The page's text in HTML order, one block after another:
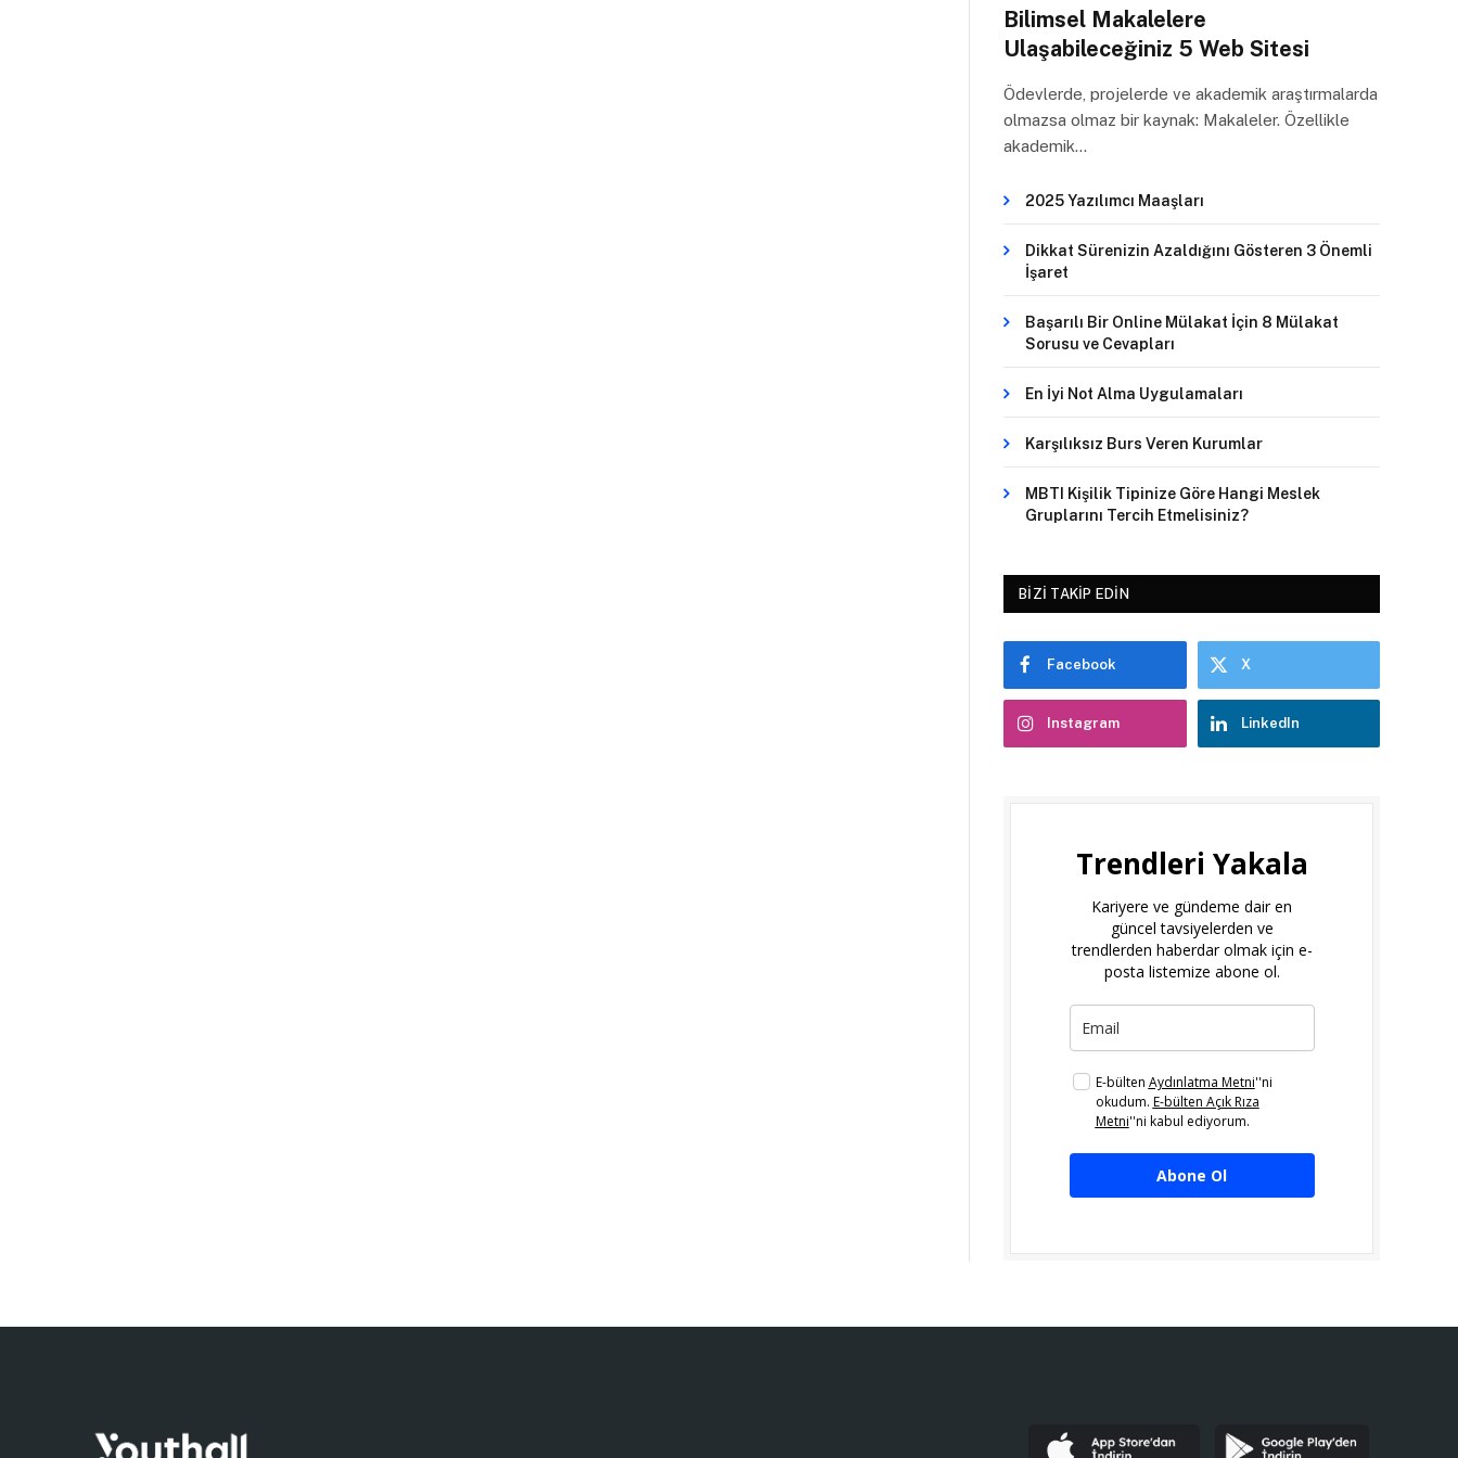
Bilimsel Makalelere
Ulaşabileceğiniz 5 Web Sitesi
Ödevlerde, projelerde ve akademik araştırmalarda
olmazsa olmaz bir kaynak: Makaleler. Özellikle
akademik…
2025 Yazılımcı Maaşları
Dikkat Sürenizin Azaldığını Gösteren 3 Önemli
İşaret
Başarılı Bir Online Mülakat İçin 8 Mülakat
Sorusu ve Cevapları
En İyi Not Alma Uygulamaları
Karşılıksız Burs Veren Kurumlar
MBTI Kişilik Tipinize Göre Hangi Meslek
Gruplarını Tercih Etmelisiniz?
BIZI TAKIP EDIN
Facebook X
Instagram LinkedIn
Trendleri Yakala
Kariyere ve gündeme dair en
güncel tavsiyelerden ve
trendlerden haberdar olmak için e-
posta listemize abone ol.
E-bülten Aydınlatma Metni''ni
okudum. E-bülten Açık Rıza
Metni''ni kabul ediyorum.
Abone Ol